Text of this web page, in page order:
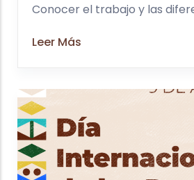
Conocer el trabajo y las
Leer Más